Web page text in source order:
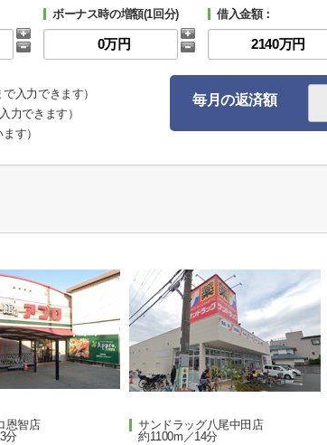
ボーナス時の増額(1回分) 借入金額：
で入力できます）
力できます）
す）
毎月の返済額
恩智店
分
サンドラッグ八尾中田店
約1100m／14分